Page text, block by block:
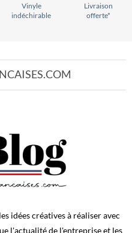
Vinyle
indéchirable
Livraison
offerte*
idées créatives à réaliser avec
l'actualité de l'entreprise et les